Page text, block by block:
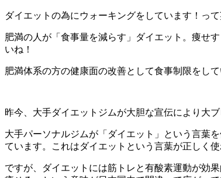
ダイエットの為にウォーキングをしています！っ
肥満の人が「食事量を減らす」ダイエット。痩せ
いね！
肥満体系の方の健康面の改善として食事制限を
昨今、大手ダイエットジムが大胆な宣伝により大
大手パーソナルジムが「ダイエット」という言葉
ています。これはダイエットという言葉が正しく
ですが、ダイエットには筋トレと有酸素運動が効